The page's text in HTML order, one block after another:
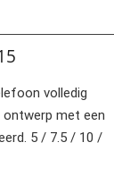
volledig
ontwerp met een
5 / 7.5 / 10 /